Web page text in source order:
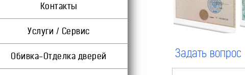
Контакты
Услуги / Сервис
Обивка-Отделка дверей Задать вопрос